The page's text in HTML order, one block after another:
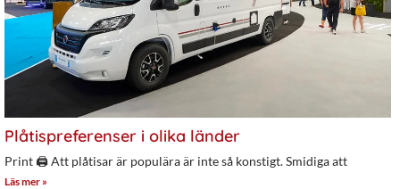
Plåtispreferenser i olika länder
Print 🖨 Att plåtisar är populära är inte så konstigt. Smidiga att
Läs mer »